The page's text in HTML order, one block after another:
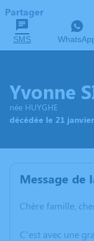
Partager
SMS
Yvonne
née HUYGHE
décédée le 21
Message de
Chère famille,
C’est avec une